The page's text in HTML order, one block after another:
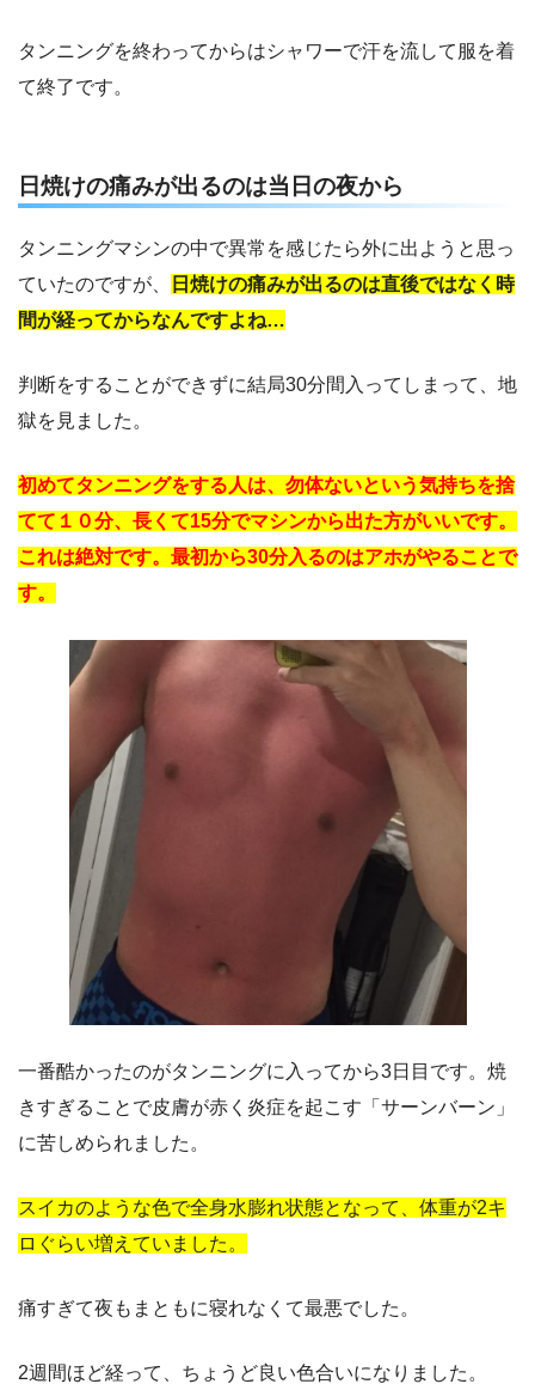
タンニングを終わってからはシャワーで汗を流して服を着
て終了です。
日焼けの痛みが出るのは当日の夜から
タンニングマシンの中で異常を感じたら外に出ようと思っ
ていたのですが、
日焼けの痛みが出るのは直後ではなく時
間が経ってからなんですよね…
判断をすることができずに結局30分間入ってしまって、地
獄を見ました。
初めてタンニングをする人は、勿体ないという気持ちを捨
てて１０分、長くて15分でマシンから出た方がいいです。
これは絶対です。最初から30分入るのはアホがやることで
す。
一番酷かったのがタンニングに入ってから3日目です。焼
きすぎることで皮膚が赤く炎症を起こす「サーンバーン」
に苦しめられました。
スイカのような色で全身水膨れ状態となって、体重が2キ
ロぐらい増えていました。
痛すぎて夜もまともに寝れなくて最悪でした。
2週間ほど経って、ちょうど良い色合いになりました。